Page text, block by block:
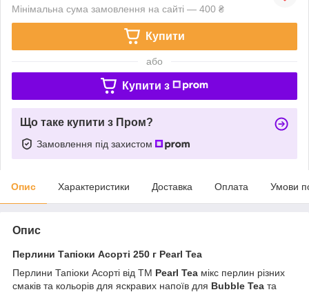
Мінімальна сума замовлення на сайті — 400 ₴
Купити
або
Купити з
Що таке купити з Пром?
Замовлення під захистом
Опис Характеристики Доставка Оплата Умови
Опис
Перлини Тапіоки Асорті 250 г Pearl Tea
Перлини Тапіоки Асорті від ТМ Pearl Tea мікс перлин різних
смаків та кольорів для яскравих напоїв для Bubble Tea та